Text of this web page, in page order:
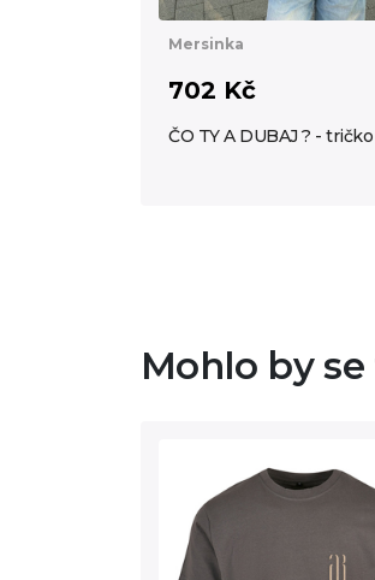
Mersinka
702 Kč
ČO TY A DUBAJ ? -
Mohlo by